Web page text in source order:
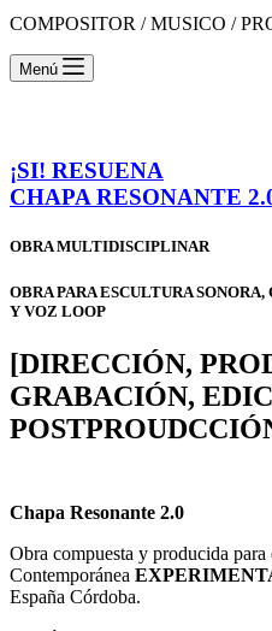
COMPOSITOR / MUSICO /
Menú
¡SI! RESUENA
CHAPA RESONANTE
OBRA MULTIDISCIPLINAR
OBRA PARA ESCULTURA
Y VOZ LOOP
[DIRECCIÓN,
GRABACIÓN,
Chapa Resonante 2.0
Obra compuesta y producida
Contemporánea
España Córdoba.